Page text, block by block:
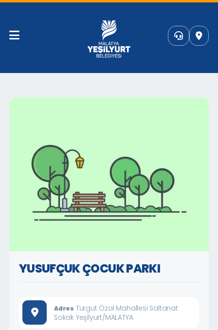
YUSUFÇUK ÇOCUK PARKI
Adres Turgut Özal Mahallesi Saltanat
Sokak Yeşilyurt/MALATYA